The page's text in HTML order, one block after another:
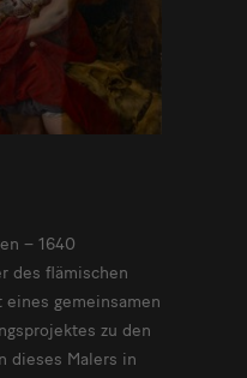
– 1640
des flämischen
gemeinsamen
zu den
dieses Malers in